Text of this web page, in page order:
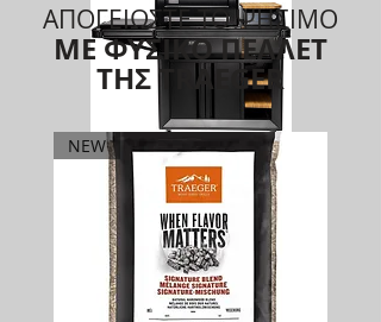
TRAEGER TIMBERLINE INT PELLET GRILL
3.999,00€Τιμή
ΑΓΟΡΑ
ΑΠΟΓΕΙΩΣΤΕ ΤΟ ΨΗΣΙΜΟ
ΜΕ ΦΥΣΙΚΟ ΠΕΛΛΕΤ
ΤΗΣ TRAEGER
NEW